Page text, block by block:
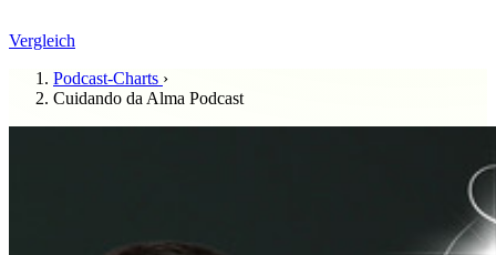
Vergleich
Podcast-Charts ›
Cuidando da Alma Podcast